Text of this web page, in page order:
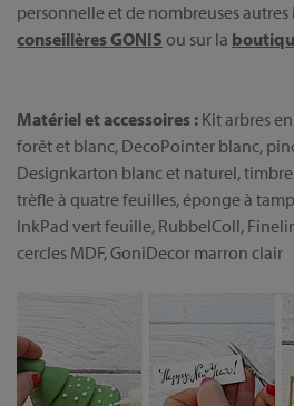
personnelle et de nombreuses autres
conseillères GONIS ou sur la
Matériel et accessoires : Kit arbres
forêt et blanc, DecoPointer blanc,
Designkarton blanc et naturel,
trèfle à quatre feuilles, éponge à
InkPad vert feuille, RubbelColl,
cercles MDF, GoniDecor marron clair